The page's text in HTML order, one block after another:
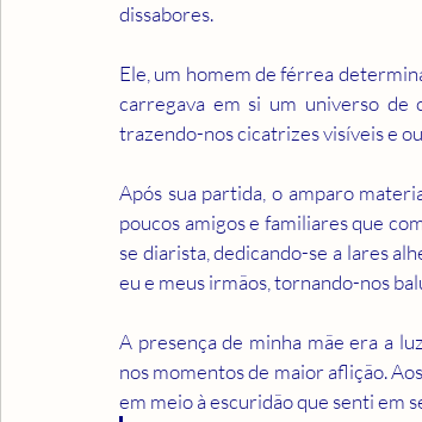
dissabores.
Ele, um homem de férrea
carregava em si um universo de
trazendo-nos cicatrizes visíveis e
Após sua partida, o amparo
poucos amigos e familiares que
se diarista, dedicando-se a lares
eu e meus irmãos, tornando-nos
A presença de minha mãe era a
nos momentos de maior aflição.
em meio à escuridão que senti em